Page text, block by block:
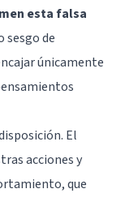
esta falsa
sesgo de
únicamente
El
acciones y
que